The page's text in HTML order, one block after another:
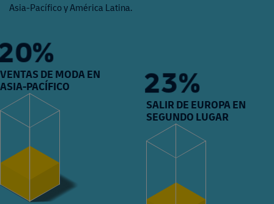
Asia-Pacífico y América Latina.
VENTAS DE MODA EN
ASIA-PACÍFICO
27%
SALIR DE EUROPA EN
SEGUNDO LUGAR